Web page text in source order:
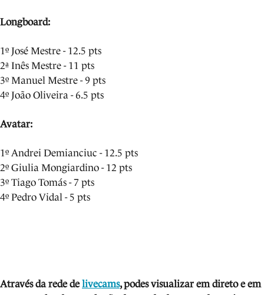
Longboard:
1º José Mestre - 12.5 pts
2ª Inês Mestre - 11 pts
3º Manuel Mestre - 9 pts
4º João Oliveira - 6.5 pts
Avatar:
1º Andrei Demianciuc - 12.5 pts
2º Giulia Mongiardino - 12 pts
3º Tiago Tomás - 7 pts
4º Pedro Vidal - 5 pts
Através da rede delivecams, podes visualizar em direto e em